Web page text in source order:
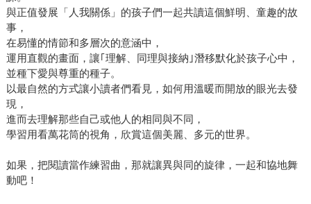
與正值發展「人我關係」的孩子們一起共讀這個鮮明、童趣的故
事，
在易懂的情節和多層次的意涵中，
運用直觀的畫面，讓｢理解、同理與接納｣潛移默化於孩子心中，
並種下愛與尊重的種子。
以最自然的方式讓小讀者們看見，如何用溫暖而開放的眼光去發
現，
進而去理解那些自己或他人的相同與不同，
學習用看萬花筒的視角，欣賞這個美麗、多元的世界。
如果，把閱讀當作練習曲，那就讓異與同的旋律，一起和協地舞
動吧！